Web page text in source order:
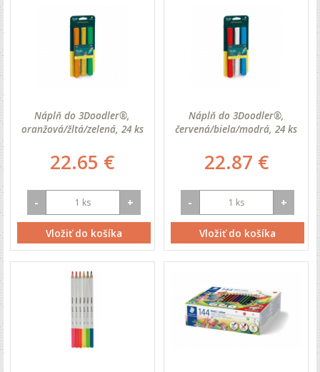
Náplň do 3Doodler®,
oranžová/žltá/zelená, 24 ks
22.65 €
- +
Vložiť do košíka
Náplň do 3Doodler®,
červená/biela/modrá, 24 ks
22.87 €
- +
Vložiť do košíka